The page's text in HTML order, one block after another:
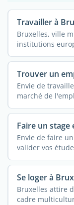
Travailler à
Bruxelles, ville
institutions
Trouver un
Envie de
marché de
Faire un stage
Envie de faire
valider vos
Se loger à
Bruxelles attire
cadre